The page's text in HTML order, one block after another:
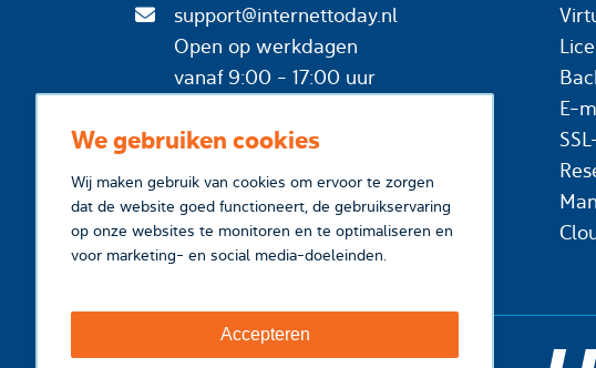
We gebruiken cookies
Wij maken gebruik van cookies om ervoor te zorgen
dat de website goed functioneert, de gebruikservaring
op onze websites te monitoren en te optimaliseren en
voor marketing- en social media-doeleinden.
Accepteren
support@internettoday.nl
Open op werkdagen
vanaf 9:00 - 17:00 uur
E-